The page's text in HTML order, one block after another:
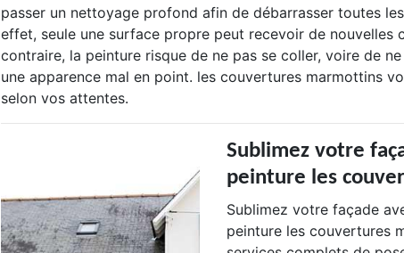
passer un nettoyage profond afin de débarrasser toutes
effet, seule une surface propre peut recevoir de nouvelles
contraire, la peinture risque de ne pas se coller, voire de
une apparence mal en point. les couvertures marmottins
selon vos attentes.
Sublimez votre
peinture les
Sublimez votre façade
peinture les couvertures